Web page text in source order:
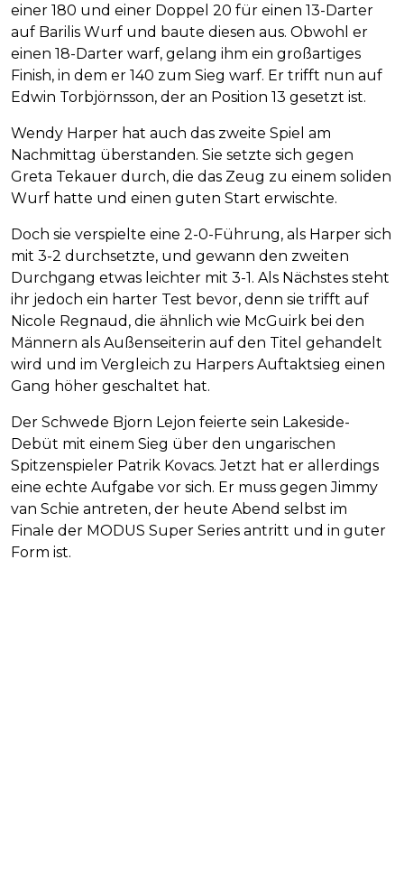
einer 180 und einer Doppel 20 für einen 13-Darter
auf Barilis Wurf und baute diesen aus. Obwohl er
einen 18-Darter warf, gelang ihm ein großartiges
Finish, in dem er 140 zum Sieg warf. Er trifft nun auf
Edwin Torbjörnsson, der an Position 13 gesetzt ist.
Wendy Harper hat auch das zweite Spiel am
Nachmittag überstanden. Sie setzte sich gegen
Greta Tekauer durch, die das Zeug zu einem soliden
Wurf hatte und einen guten Start erwischte.
Doch sie verspielte eine 2-0-Führung, als Harper sich
mit 3-2 durchsetzte, und gewann den zweiten
Durchgang etwas leichter mit 3-1. Als Nächstes steht
ihr jedoch ein harter Test bevor, denn sie trifft auf
Nicole Regnaud, die ähnlich wie McGuirk bei den
Männern als Außenseiterin auf den Titel gehandelt
wird und im Vergleich zu Harpers Auftaktsieg einen
Gang höher geschaltet hat.
Der Schwede Bjorn Lejon feierte sein Lakeside-
Debüt mit einem Sieg über den ungarischen
Spitzenspieler Patrik Kovacs. Jetzt hat er allerdings
eine echte Aufgabe vor sich. Er muss gegen Jimmy
van Schie antreten, der heute Abend selbst im
Finale der MODUS Super Series antritt und in guter
Form ist.